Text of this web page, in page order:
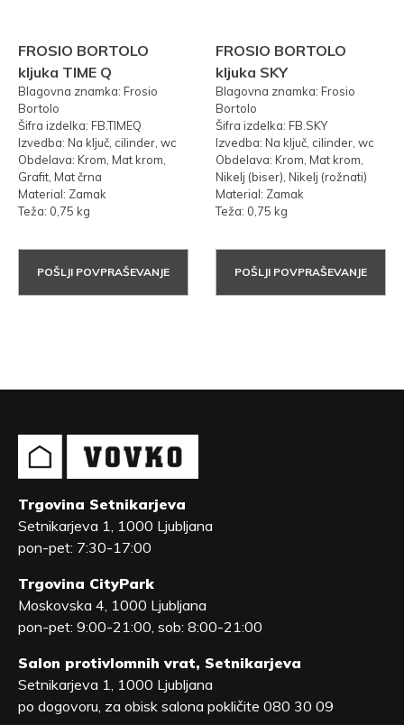
FROSIO BORTOLO
kljuka TIME Q
Blagovna znamka: Frosio
Bortolo
Šifra izdelka: FB.TIMEQ
Izvedba: Na ključ, cilinder, wc
Obdelava: Krom, Mat krom,
Grafit, Mat črna
Material: Zamak
Teža: 0,75 kg
POŠLJI POVPRAŠEVANJE
FROSIO BORTOLO
kljuka SKY
Blagovna znamka: Frosio
Bortolo
Šifra izdelka: FB.SKY
Izvedba: Na ključ, cilinder, wc
Obdelava: Krom, Mat krom,
Nikelj (biser), Nikelj (rožnati)
Material: Zamak
Teža: 0,75 kg
POŠLJI POVPRAŠEVANJE
Trgovina Setnikarjeva
Setnikarjeva 1, 1000 Ljubljana
pon-pet: 7:30-17:00
Trgovina CityPark
Moskovska 4, 1000 Ljubljana
pon-pet: 9:00-21:00, sob: 8:00-21:00
Salon protivlomnih vrat, Setnikarjeva
Setnikarjeva 1, 1000 Ljubljana
po dogovoru, za obisk salona pokličite 080 30 09